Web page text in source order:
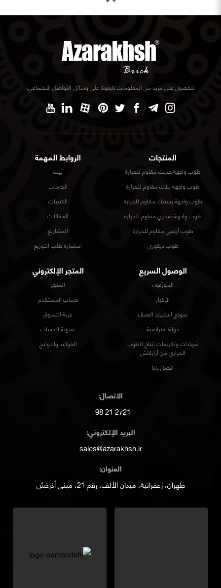
المنتجات
طوب واجهة حديث مقاوم للحرارة
طوب واجهة بلاك مقاوم للحرارة
طوب واجهة رستيك مقاوم للحرارة
طوب واجهة صخري مقاوم للحرارة
طوب أرضي مقاوم للحرارة
طوب ديكوري
الروابط المهمة
بيت
الخامات
الكتيبات
المقالات
المشاريع
استمارة طلب التوزيع
للحصول على مزيد من المعلومات تابعونا على وسائل التواصل الاجتماعي.
الوصول السريع
الموزّعون
الأخبار
نموذج استبيان العملاء
جولة افتراضية
شهادات وتكريمات إنتاج الطوب
الحراري من أزاراخش
اتصل بانا
المتجر الإلكتروني
المتجر
حساب المستخدم
عربة التسوق
تسوية الحساب
القواعد واللوائح
الاتصال:
2721 21 98+
البريد الإلكتروني:
sales@azarakhsh.ir
العنوان:
طهران، زعفرانية، ميدان الألف، رقم 21، مبنى أذرخش